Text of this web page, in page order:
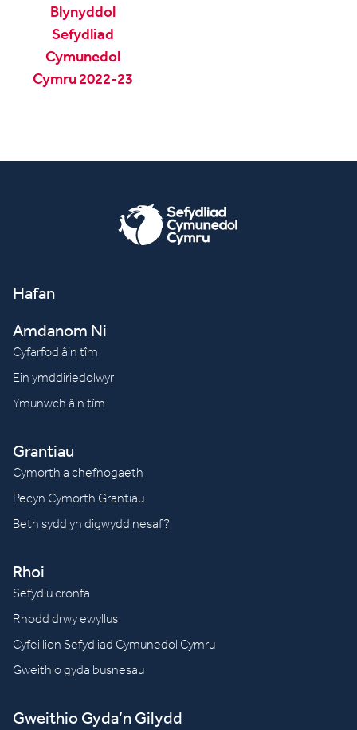
Blynyddol
Sefydliad
Cymunedol
Cymru 2022-23
Hafan
Amdanom Ni
Cyfarfod â’n tîm
Ein ymddiriedolwyr
Ymunwch â’n tîm
Grantiau
Cymorth a chefnogaeth
Pecyn Cymorth Grantiau
Beth sydd yn digwydd nesaf?
Rhoi
Sefydlu cronfa
Rhodd drwy ewyllus
Cyfeillion Sefydliad Cymunedol Cymru
Gweithio gyda busnesau
Gweithio Gyda’n Gilydd